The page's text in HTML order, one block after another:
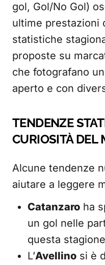
gol, Gol/No Gol)
ultime prestazioni
statistiche
proposte su
che fotografano
aperto e con
TENDENZE
CURIOSITÀ DEL
Alcune tendenze
aiutare a leggere
Catanzaro ha
un gol nelle
questa
L’Avellino si è